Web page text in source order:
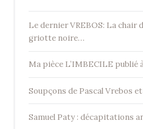
Le dernier VREBOS: La chair
griotte noire…
Ma pièce L’IMBECILE publié
Soupçons de Pascal Vrebos
Samuel Paty : décapitations